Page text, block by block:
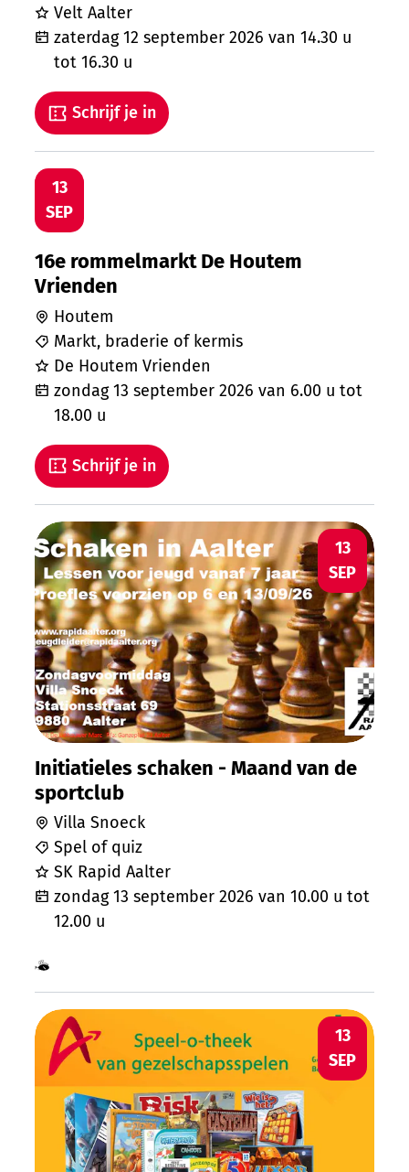
Velt Aalter
zaterdag 12 september 2026 van 14.30 u
tot 16.30 u
Schrijf je in
16e rommelmarkt De Houtem Vrienden
ZO
13
SEP
16e rommelmarkt De Houtem
Vrienden
Houtem
Markt, braderie of kermis
De Houtem Vrienden
zondag 13 september 2026 van 6.00 u tot
18.00 u
Schrijf je in
Initiatieles schaken - Maand van de
ZO
13
SEP
Initiatieles schaken - Maand van de
sportclub
Villa Snoeck
Spel of quiz
SK Rapid Aalter
zondag 13 september 2026 van 10.00 u tot
12.00 u
Laten we eens een spel lenen ! Speel-
ZO
13
SEP